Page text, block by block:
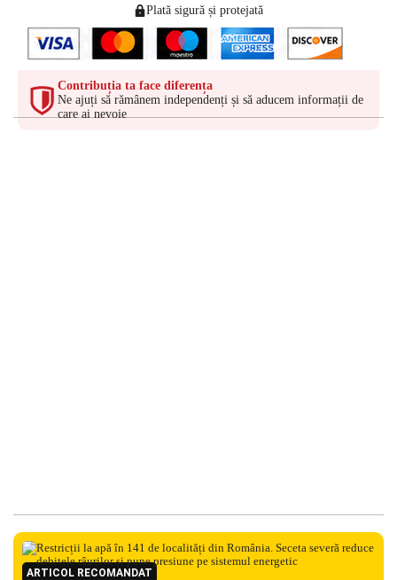
Plată sigură și protejată
Contribuția ta face diferența
Ne ajuți să rămânem independenți și să aducem informații de
care ai nevoie
ARTICOL RECOMANDAT